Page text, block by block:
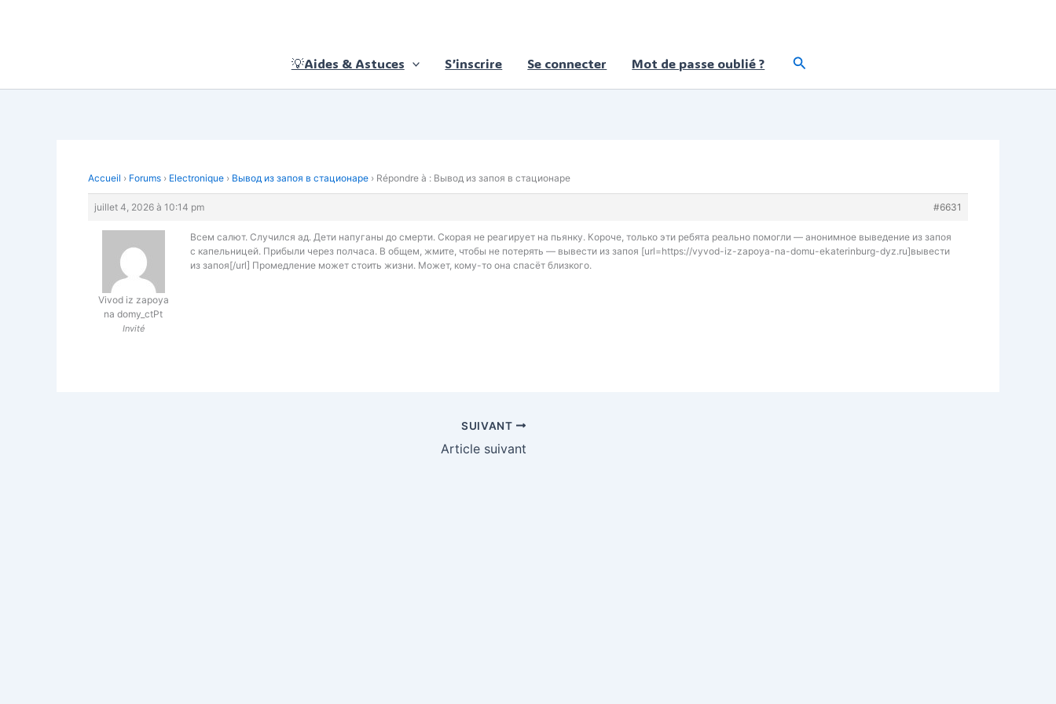
💡Aides & Astuces S’inscrire Se connecter Mot de passe oublié ? Rechercher
Accueil › Forums › Electronique › Вывод из запоя в стационаре › Répondre à : Вывод из запоя в стационаре
juillet 4, 2026 à 10:14 pm #6631
Vivod iz zapoya
na domy_ctPt
Invité
Всем салют. Случился ад. Дети напуганы до смерти. Скорая не реагирует на пьянку. Короче, только эти ребята реально помогли — анонимное выведение из запоя
с капельницей. Прибыли через полчаса. В общем, жмите, чтобы не потерять — вывести из запоя [url=https://vyvod-iz-zapoya-na-domu-ekaterinburg-dyz.ru]вывести
из запоя[/url] Промедление может стоить жизни. Может, кому-то она спасёт близкого.
SUIVANT
Article suivant